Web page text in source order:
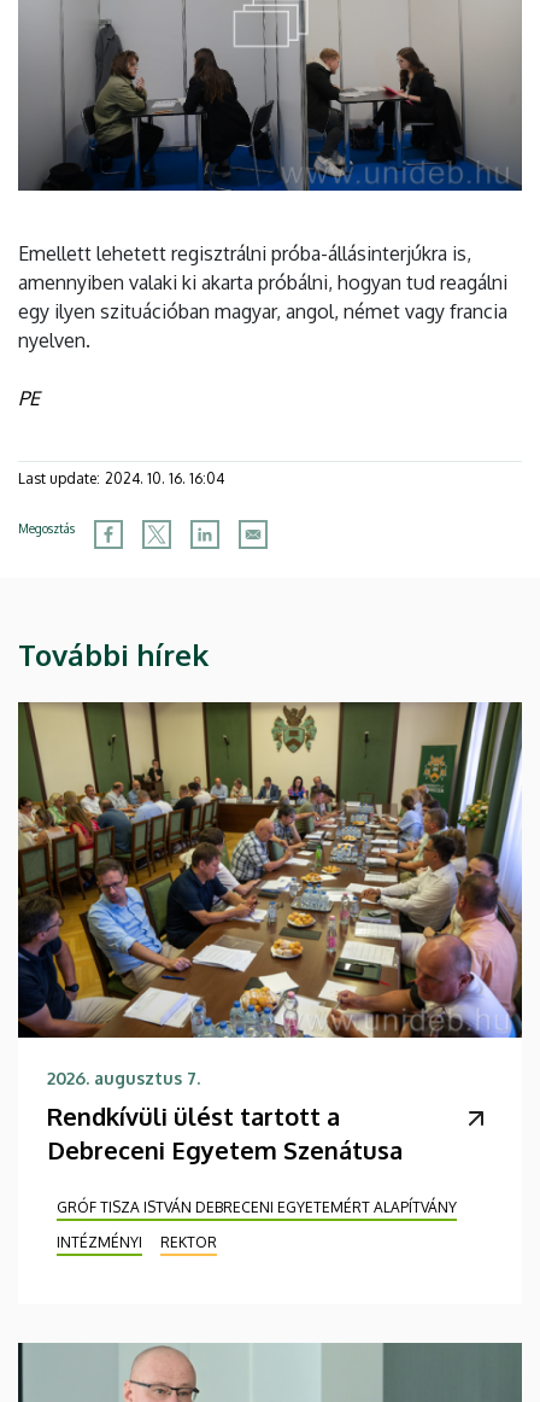
Emellett lehetett regisztrálni próba-állásinterjúkra is,
amennyiben valaki ki akarta próbálni, hogyan tud reagálni
egy ilyen szituációban magyar, angol, német vagy francia
nyelven.
PE
Last update: 2024. 10. 16. 16:04
Megosztás
További hírek
2026. augusztus 7.
Rendkívüli ülést tartott a
Debreceni Egyetem Szenátusa
GRÓF TISZA ISTVÁN DEBRECENI EGYETEMÉRT ALAPÍTVÁNY
INTÉZMÉNYI
REKTOR